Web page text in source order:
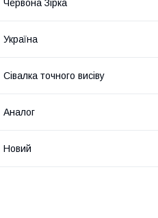
Червона Зірка
Україна
Сівалка точного висіву
Аналог
Новий